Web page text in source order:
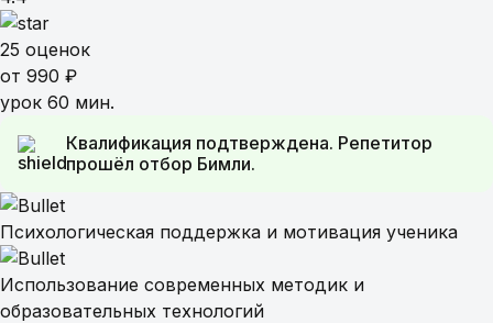
25 оценок
от 990 ₽
урок 60 мин.
Квалификация подтверждена. Репетитор
прошёл отбор Бимли.
Психологическая поддержка и мотивация ученика
Использование современных методик и
образовательных технологий